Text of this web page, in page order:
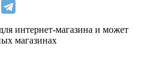
интернет-магазина и может
магазинах